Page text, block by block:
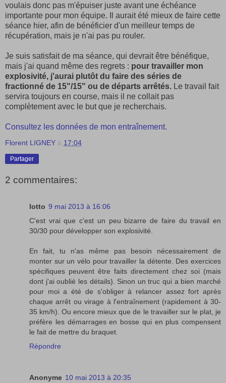
voulais donc pas m'épuiser juste avant une échéance
importante pour mon équipe. Il aurait été mieux de faire cette
séance hier, afin de bénéficier d'un meilleur temps de
récupération, mais je n'ai pas pu rouler.
Je suis satisfait de ma séance, qui devrait être bénéfique,
mais j'ai quand même des regrets : pour travailler mon
explosivité, j'aurai plutôt du faire des séries de
fractionné de 15"/15" ou de départs arrêtés. Le travail fait
servira toujours en course, mais il ne collait pas
complètement avec le but que je recherchais.
Consultez les données de mon entraînement.
Florent LIGNEY à 17:04
Partager
2 commentaires:
lotto 9 mai 2013 à 16:06
C'est vrai que c'est un peu bizarre de faire du travail en
30/30 pour développer son explosivité.
En fait, tu n'as même pas besoin nécessairement de
monter sur un vélo pour travailler la détente. Des exercices
spécifiques peuvent être faits directement chez soi (mais
dont j'ai oublié les détails). Sinon un truc qui a bien marché
pour moi a été de s'obliger à relancer assez fort après
chaque arrêt ou virage à l'entraînement (rapidement à 30-
35 km/h). Ou encore mieux que de le travailler sur le plat, je
préfère les démarrages en bosse qui en plus compensent
le fait de mettre du braquet.
Répondre
Anonyme 10 mai 2013 à 20:35